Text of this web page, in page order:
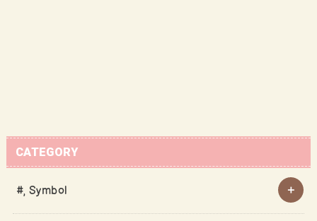
CATEGORY
#, Symbol